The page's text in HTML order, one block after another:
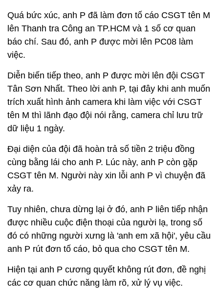
Quá bức xúc, anh P đã làm đơn tố cáo CSGT tên M
lên Thanh tra Công an TP.HCM và 1 số cơ quan
báo chí. Sau đó, anh P được mời lên PC08 làm
việc.
Diễn biến tiếp theo, anh P được mời lên đội CSGT
Tân Sơn Nhất. Theo lời anh P, tại đây khi anh muốn
trích xuất hình ảnh camera khi làm việc với CSGT
tên M thì lãnh đạo đội nói rằng, camera chỉ lưu trữ
dữ liệu 1 ngày.
Đại diện của đội đã hoàn trả số tiền 2 triệu đồng
cùng bằng lái cho anh P. Lúc này, anh P còn gặp
CSGT tên M. Người này xin lỗi anh P vì chuyện đã
xảy ra.
Tuy nhiên, chưa dừng lại ở đó, anh P liên tiếp nhận
được nhiều cuộc điện thoại của người lạ, trong số
đó có những người xưng là 'anh em xã hội', yêu cầu
anh P rút đơn tố cáo, bỏ qua cho CSGT tên M.
Hiện tại anh P cương quyết không rút đơn, đề nghị
các cơ quan chức năng làm rõ, xử lý vụ việc.